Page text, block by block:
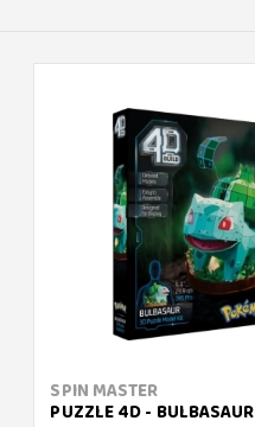
SPIN MASTER
PUZZLE 4D - BULBASAUR